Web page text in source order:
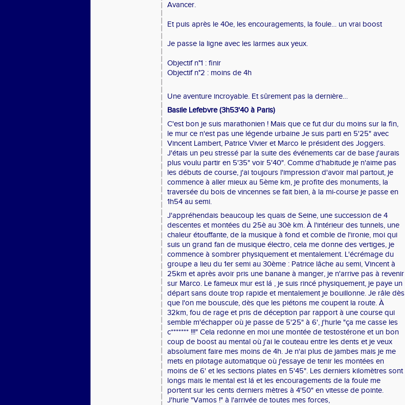
Avancer.
Et puis après le 40e, les encouragements, la foule… un vrai boost ️
Je passe la ligne avec les larmes aux yeux.
Objectif n°1 : finir
Objectif n°2 : moins de 4h
Une aventure incroyable. Et sûrement pas la dernière…
Basile Lefebvre (3h53'40 à Paris)
C'est bon je suis marathonien ! Mais que ce fut dur du moins sur la fin,
le mur ce n'est pas une légende urbaine Je suis parti en 5'25" avec
Vincent Lambert, Patrice Vivier et Marco le président des Joggers.
J'étais un peu stressé par la suite des événements car de base j'aurais
plus voulu partir en 5'35" voir 5'40". Comme d'habitude je n'aime pas
les débuts de course, j'ai toujours l'impression d'avoir mal partout, je
commence à aller mieux au 5ème km, je profite des monuments, la
traversée du bois de vincennes se fait bien, à la mi-course je passe en
1h54 au semi.
J'appréhendais beaucoup les quais de Seine, une succession de 4
descentes et montées du 25è au 30è km. À l'intérieur des tunnels, une
chaleur étouffante, de la musique à fond et comble de l'ironie, moi qui
suis un grand fan de musique électro, cela me donne des vertiges, je
commence à sombrer physiquement et mentalement. L'écrémage du
groupe a lieu du 1er semi au 30ème : Patrice lâche au semi, Vincent à
25km et après avoir pris une banane à manger, je n'arrive pas à revenir
sur Marco. Le fameux mur est lá , je suis rincé physiquement, je paye un
départ sans doute trop rapide et mentalement je bouillonne. Je râle dès
que l'on me bouscule, dès que les piétons me coupent la route. À
32km, fou de rage et pris de déception par rapport à une course qui
semble m'échapper où je passe de 5'25" à 6', j'hurle "ça me casse les
c******* !!!" Cela redonne en moi une montée de testostérone et un bon
coup de boost au mental où j'ai le couteau entre les dents et je veux
absolument faire mes moins de 4h. Je n'ai plus de jambes mais je me
mets en pilotage automatique où j'essaye de tenir les montées en
moins de 6' et les sections plates en 5'45". Les derniers kilomètres sont
longs mais le mental est lá et les encouragements de la foule me
portent sur les cents derniers mètres à 4'50" en vitesse de pointe.
J'hurle "Vamos !" à l'arrivée de toutes mes forces,